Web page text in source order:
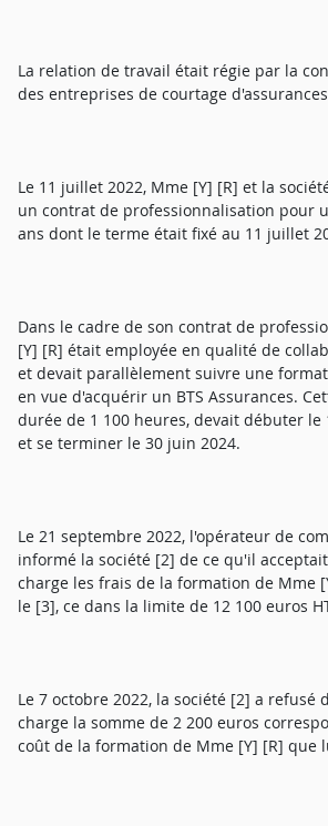
La relation de travail était régie par la
des entreprises de courtage
Le 11 juillet 2022, Mme [Y] [R] et la
un contrat de professionnalisation pour
ans dont le terme était fixé au 11 juillet
Dans le cadre de son contrat de
[Y] [R] était employée en qualité de
et devait parallèlement suivre une
en vue d'acquérir un BTS Assurances.
durée de 1 100 heures, devait débuter le
et se terminer le 30 juin 2024.
Le 21 septembre 2022, l'opérateur de
informé la société [2] de ce qu'il
charge les frais de la formation de Mme
le [3], ce dans la limite de 12 100 euros
Le 7 octobre 2022, la société [2] a refusé
charge la somme de 2 200 euros
coût de la formation de Mme [Y] [R] que